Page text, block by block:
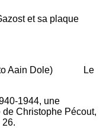
et sa plaque
Aain Dole) Le
1944, une
Christophe Pécout,
26.